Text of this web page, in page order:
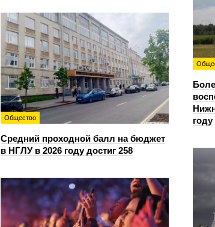
году
Общество
Средний проходной балл на бюджет
в НГЛУ в 2026 году достиг 258